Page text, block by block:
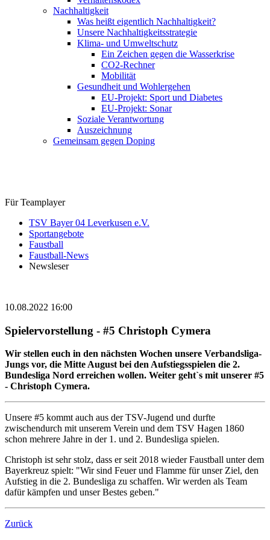
Nachhaltigkeit
Was heißt eigentlich Nachhaltigkeit?
Unsere Nachhaltigkeitsstrategie
Klima- und Umweltschutz
Ein Zeichen gegen die Wasserkrise
CO2-Rechner
Mobilität
Gesundheit und Wohlergehen
EU-Projekt: Sport und Diabetes
EU-Projekt: Sonar
Soziale Verantwortung
Auszeichnung
Gemeinsam gegen Doping
Für Teamplayer
TSV Bayer 04 Leverkusen e.V.
Sportangebote
Faustball
Faustball-News
Newsleser
10.08.2022 16:00
Spielervorstellung - #5 Christoph Cymera
Wir stellen euch in den nächsten Wochen unsere Verbandsliga-
Jungs vor, die Mitte August bei den Aufstiegsspielen die 2.
Bundesliga Nord erreichen wollen. Weiter geht`s mit unserer #5
- Christoph Cymera.
Unsere #5 kommt auch aus der TSV-Jugend und durfte
zwischendurch mit unserem Verein und dem TSV Hagen 1860
schon mehrere Jahre in der 1. und 2. Bundesliga spielen.
Christoph ist sehr stolz, dass er seit 2018 wieder Faustball unter dem
Bayerkreuz spielt: "Wir sind Feuer und Flamme für unser Ziel, den
Aufstieg in die 2. Bundesliga zu schaffen. Wir werden als Team
dafür kämpfen und unser Bestes geben."
Zurück